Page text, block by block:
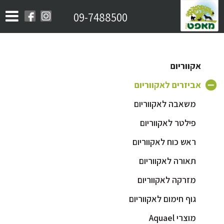
09-7488500
אקווריום
אביזרים לאקווריום
משאבה לאקווריום
פילטר לאקווריום
ראש כוח לאקווריום
תאורה לאקווריום
מזרקה לאקווריום
גוף חימום לאקווריום
מוצרי Aquael